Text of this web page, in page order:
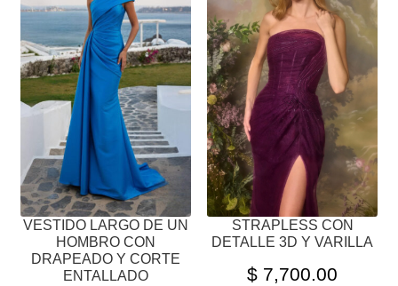
VESTIDO LARGO DE UN
HOMBRO CON
DRAPEADO Y CORTE
ENTALLADO
MÚLTIPLES
VARIANTES.
LAS
OPCIONES
SE
PUEDEN
ELEGIR
EN
LA
PÁGINA
DE
PRODUCTO
STRAPLESS CON
DETALLE 3D Y VARILLA
$ 7,700.00
MÚLTIPLES
VARIANTES.
LAS
OPCIONES
SE
PUEDEN
ELEGIR
EN
LA
PÁGINA